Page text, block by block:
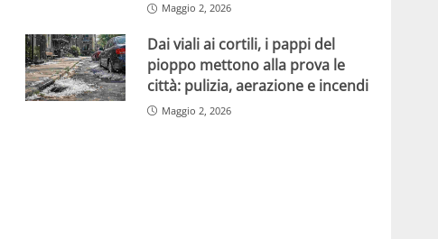
Maggio 2, 2026
Dai viali ai cortili, i pappi del
pioppo mettono alla prova le
città: pulizia, aerazione e incendi
Maggio 2, 2026